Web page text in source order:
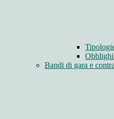
Obblighi
Bandi di gara e